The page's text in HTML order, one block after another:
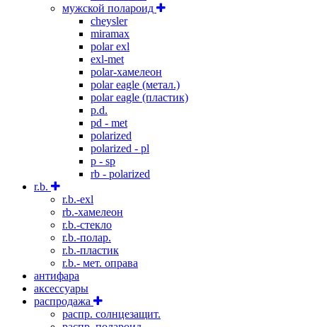
мужской полароид
cheysler
miramax
polar exl
exl-met
polar-хамелеон
polar eagle (метал.)
polar eagle (пластик)
p.d.
pd - met
polarized
polarized - pl
p - sp
rb - polarized
r.b.
r.b.-exl
rb.-хамелеон
r.b.-стекло
r.b.-полар.
r.b.-пластик
r.b.- мет. оправа
антифара
аксессуары
распродажа
распр. солнцезащит.